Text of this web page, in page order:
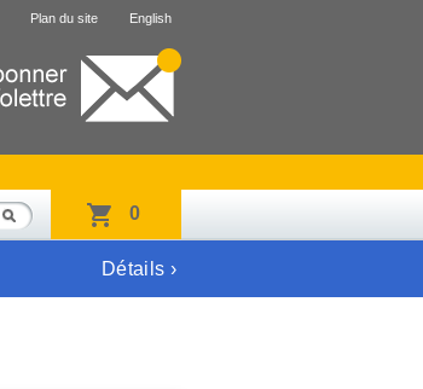
Plan du site English
0
Détails ›